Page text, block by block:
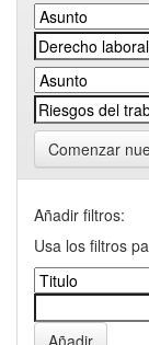
Comenzar
Añadir filtros:
Usa los filtros